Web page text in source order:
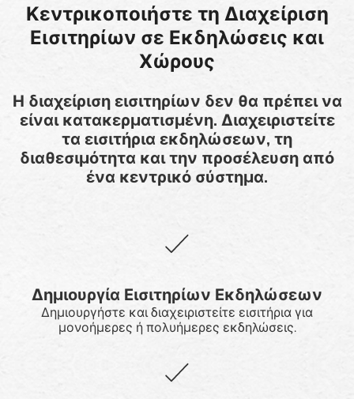
Κεντρικοποιήστε τη Διαχείριση
Εισιτηρίων σε Εκδηλώσεις και
Χώρους
Η διαχείριση εισιτηρίων δεν θα πρέπει να
είναι κατακερματισμένη. Διαχειριστείτε
τα εισιτήρια εκδηλώσεων, τη
διαθεσιμότητα και την προσέλευση από
ένα κεντρικό σύστημα.
Δημιουργία Εισιτηρίων Εκδηλώσεων
Δημιουργήστε και διαχειριστείτε εισιτήρια για
μονοήμερες ή πολυήμερες εκδηλώσεις.